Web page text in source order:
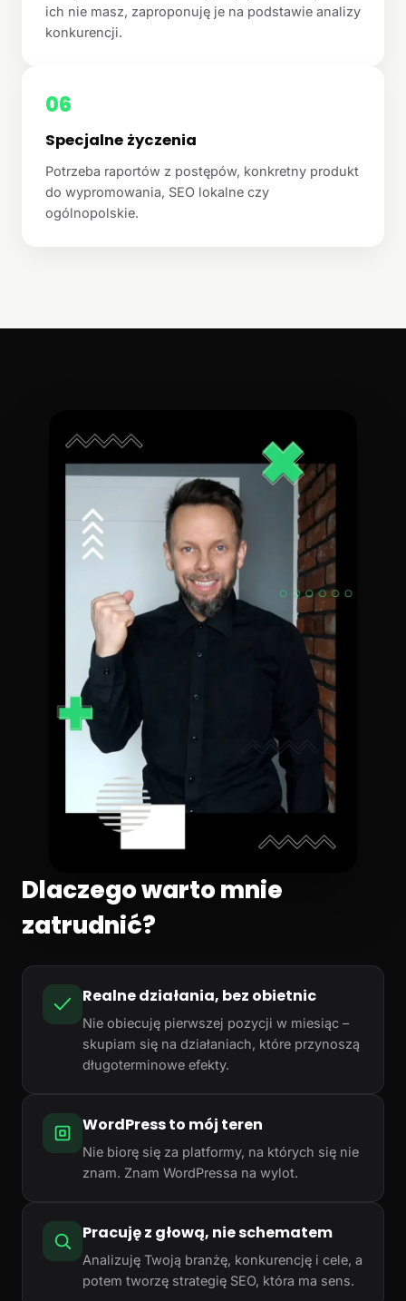
ich nie masz, zaproponuję je na podstawie analizy
konkurencji.
06
Specjalne życzenia
Potrzeba raportów z postępów, konkretny produkt
do wypromowania, SEO lokalne czy
ogólnopolskie.
Dlaczego warto mnie
zatrudnić?
Realne działania, bez obietnic
Nie obiecuję pierwszej pozycji w miesiąc –
skupiam się na działaniach, które przynoszą
długoterminowe efekty.
WordPress to mój teren
Nie biorę się za platformy, na których się nie
znam. Znam WordPressa na wylot.
Pracuję z głową, nie schematem
Analizuję Twoją branżę, konkurencję i cele, a
potem tworzę strategię SEO, która ma sens.